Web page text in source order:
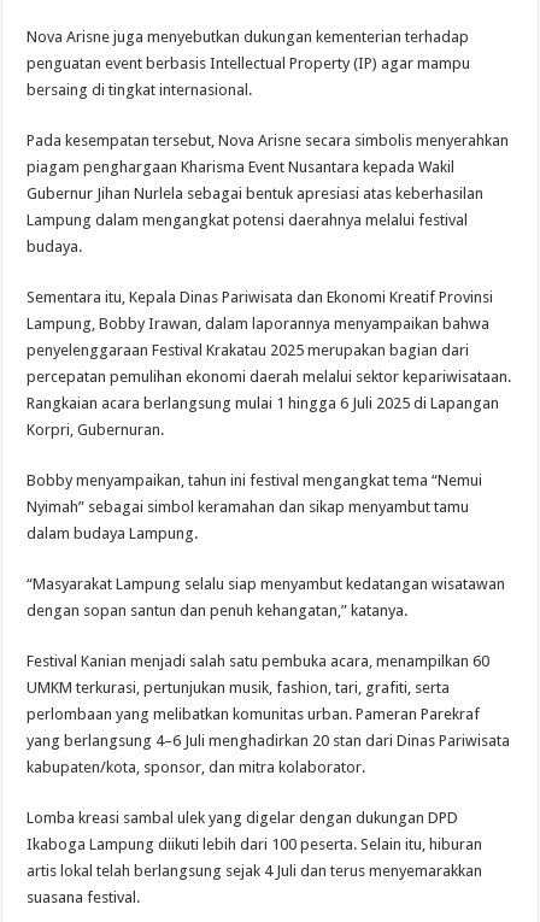
Nova Arisne juga menyebutkan dukungan kementerian terhadap
penguatan event berbasis Intellectual Property (IP) agar mampu
bersaing di tingkat internasional.
Pada kesempatan tersebut, Nova Arisne secara simbolis menyerahkan
piagam penghargaan Kharisma Event Nusantara kepada Wakil
Gubernur Jihan Nurlela sebagai bentuk apresiasi atas keberhasilan
Lampung dalam mengangkat potensi daerahnya melalui festival
budaya.
Sementara itu, Kepala Dinas Pariwisata dan Ekonomi Kreatif Provinsi
Lampung, Bobby Irawan, dalam laporannya menyampaikan bahwa
penyelenggaraan Festival Krakatau 2025 merupakan bagian dari
percepatan pemulihan ekonomi daerah melalui sektor kepariwisataan.
Rangkaian acara berlangsung mulai 1 hingga 6 Juli 2025 di Lapangan
Korpri, Gubernuran.
Bobby menyampaikan, tahun ini festival mengangkat tema “Nemui
Nyimah” sebagai simbol keramahan dan sikap menyambut tamu
dalam budaya Lampung.
“Masyarakat Lampung selalu siap menyambut kedatangan wisatawan
dengan sopan santun dan penuh kehangatan,” katanya.
Festival Kanian menjadi salah satu pembuka acara, menampilkan 60
UMKM terkurasi, pertunjukan musik, fashion, tari, grafiti, serta
perlombaan yang melibatkan komunitas urban. Pameran Parekraf
yang berlangsung 4–6 Juli menghadirkan 20 stan dari Dinas Pariwisata
kabupaten/kota, sponsor, dan mitra kolaborator.
Lomba kreasi sambal ulek yang digelar dengan dukungan DPD
Ikaboga Lampung diikuti lebih dari 100 peserta. Selain itu, hiburan
artis lokal telah berlangsung sejak 4 Juli dan terus menyemarakkan
suasana festival.